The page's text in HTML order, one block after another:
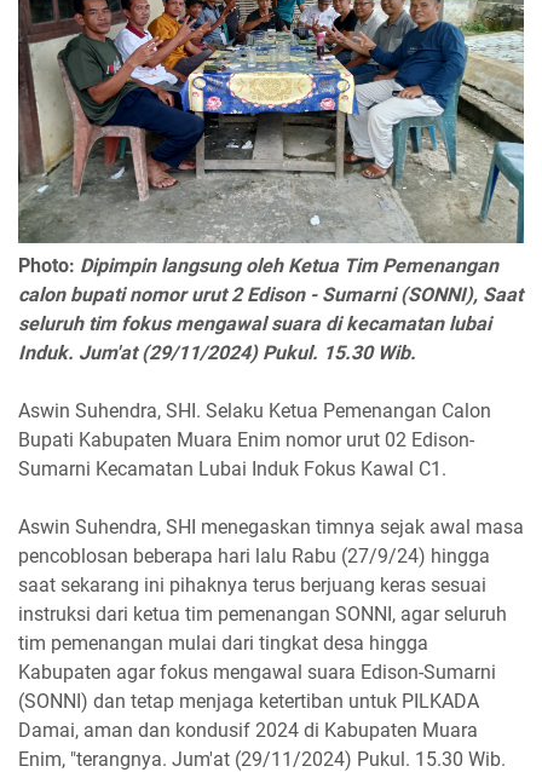
Photo: Dipimpin langsung oleh Ketua Tim Pemenangan
calon bupati nomor urut 2 Edison - Sumarni (SONNI), Saat
seluruh tim fokus mengawal suara di kecamatan lubai
Induk. Jum'at (29/11/2024) Pukul. 15.30 Wib.
Aswin Suhendra, SHI. Selaku Ketua Pemenangan Calon
Bupati Kabupaten Muara Enim nomor urut 02 Edison-
Sumarni Kecamatan Lubai Induk Fokus Kawal C1.
Aswin Suhendra, SHI menegaskan timnya sejak awal masa
pencoblosan beberapa hari lalu Rabu (27/9/24) hingga
saat sekarang ini pihaknya terus berjuang keras sesuai
instruksi dari ketua tim pemenangan SONNI, agar seluruh
tim pemenangan mulai dari tingkat desa hingga
Kabupaten agar fokus mengawal suara Edison-Sumarni
(SONNI) dan tetap menjaga ketertiban untuk PILKADA
Damai, aman dan kondusif 2024 di Kabupaten Muara
Enim, "terangnya. Jum'at (29/11/2024) Pukul. 15.30 Wib.